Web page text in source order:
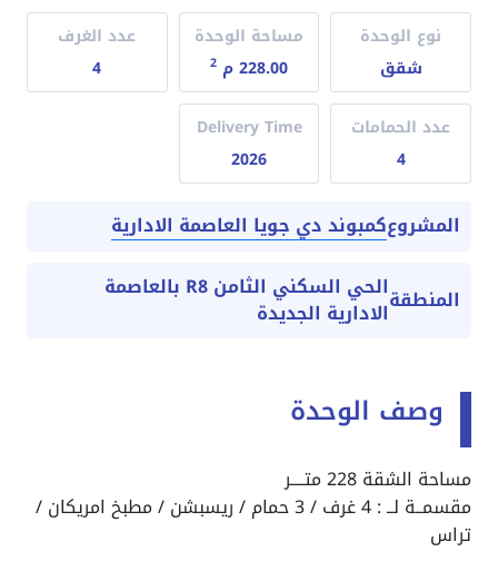
نوع الوحدة
شقق
مساحة الوحدة
228.00 م
2
عدد الغرف
4
عدد الحمامات
4
Delivery Time
2026
المشروعكمبوند دي جويا العاصمة الادارية
المنطقة الحي السكني الثامن R8 بالعاصمة
الادارية الجديدة
وصف الوحدة
مساحة الشقة 228 متــــر
مقسمــة لــ : 4 غرف / 3 حمام / ريسبشن / مطبخ امريكان /
تراس